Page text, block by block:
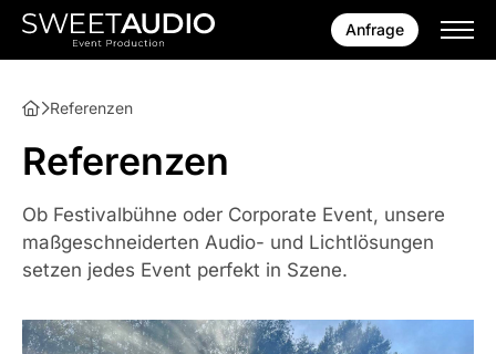
Anfrage
Referenzen
Referenzen
Ob Festivalbühne oder Corporate Event, unsere
maßgeschneiderten Audio- und Lichtlösungen
setzen jedes Event perfekt in Szene.